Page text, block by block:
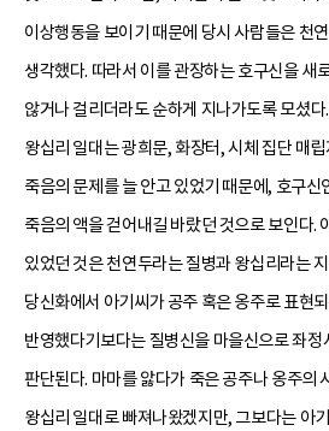
이상행동을 보이기 때문에 당시 사람들은 천
생각했다. 따라서 이를 관장하는 호구신을 새
않거나 걸리더라도 순하게 지나가도록 모셨
왕십리 일대는 광희문, 화장터, 시체 집단 매
죽음의 문제를 늘 안고 있었기 때문에, 호구신
죽음의 액을 걷어내길 바랐던 것으로 보인다.
있었던 것은 천연두라는 질병과 왕십리라는
당신화에서 아기씨가 공주 혹은 옹주로 표현
반영했다기보다는 질병신을 마을신으로 좌정
판단된다. 마마를 앓다가 죽은 공주나 옹주의
왕십리 일대로 빠져나왔겠지만, 그보다는 아